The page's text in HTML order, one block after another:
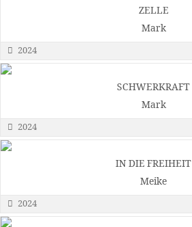
ZELLE
Mark
2024
SCHWERKRAFT
Mark
2024
IN DIE FREIHEIT
Meike
2024